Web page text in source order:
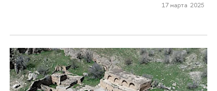
17 марта 2025